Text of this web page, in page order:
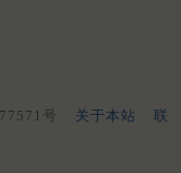
号 关于本站
联